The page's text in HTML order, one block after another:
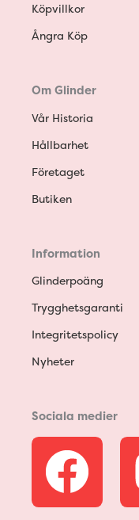
Köpvillkor
Ångra Köp
Om Glinder
Vår Historia
Hållbarhet
Företaget
Butiken
Information
Glinderpoäng
Trygghetsgaranti
Integritetspolicy
Nyheter
Sociala medier
F
a